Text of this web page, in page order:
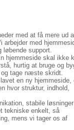
med at få mere ud
arbejder med
løbende support.
hjemmeside skal ikke
hurtig at bruge og
og tage næste skridt.
en ny hjemmeside,
hvor struktur, indhold,
stabile
tekniske enkelt, så
mens vi tager os af